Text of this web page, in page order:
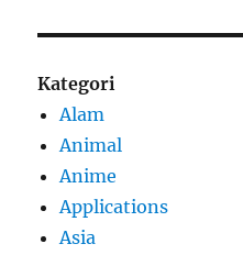
Kategori
Alam
Animal
Anime
Applications
Asia